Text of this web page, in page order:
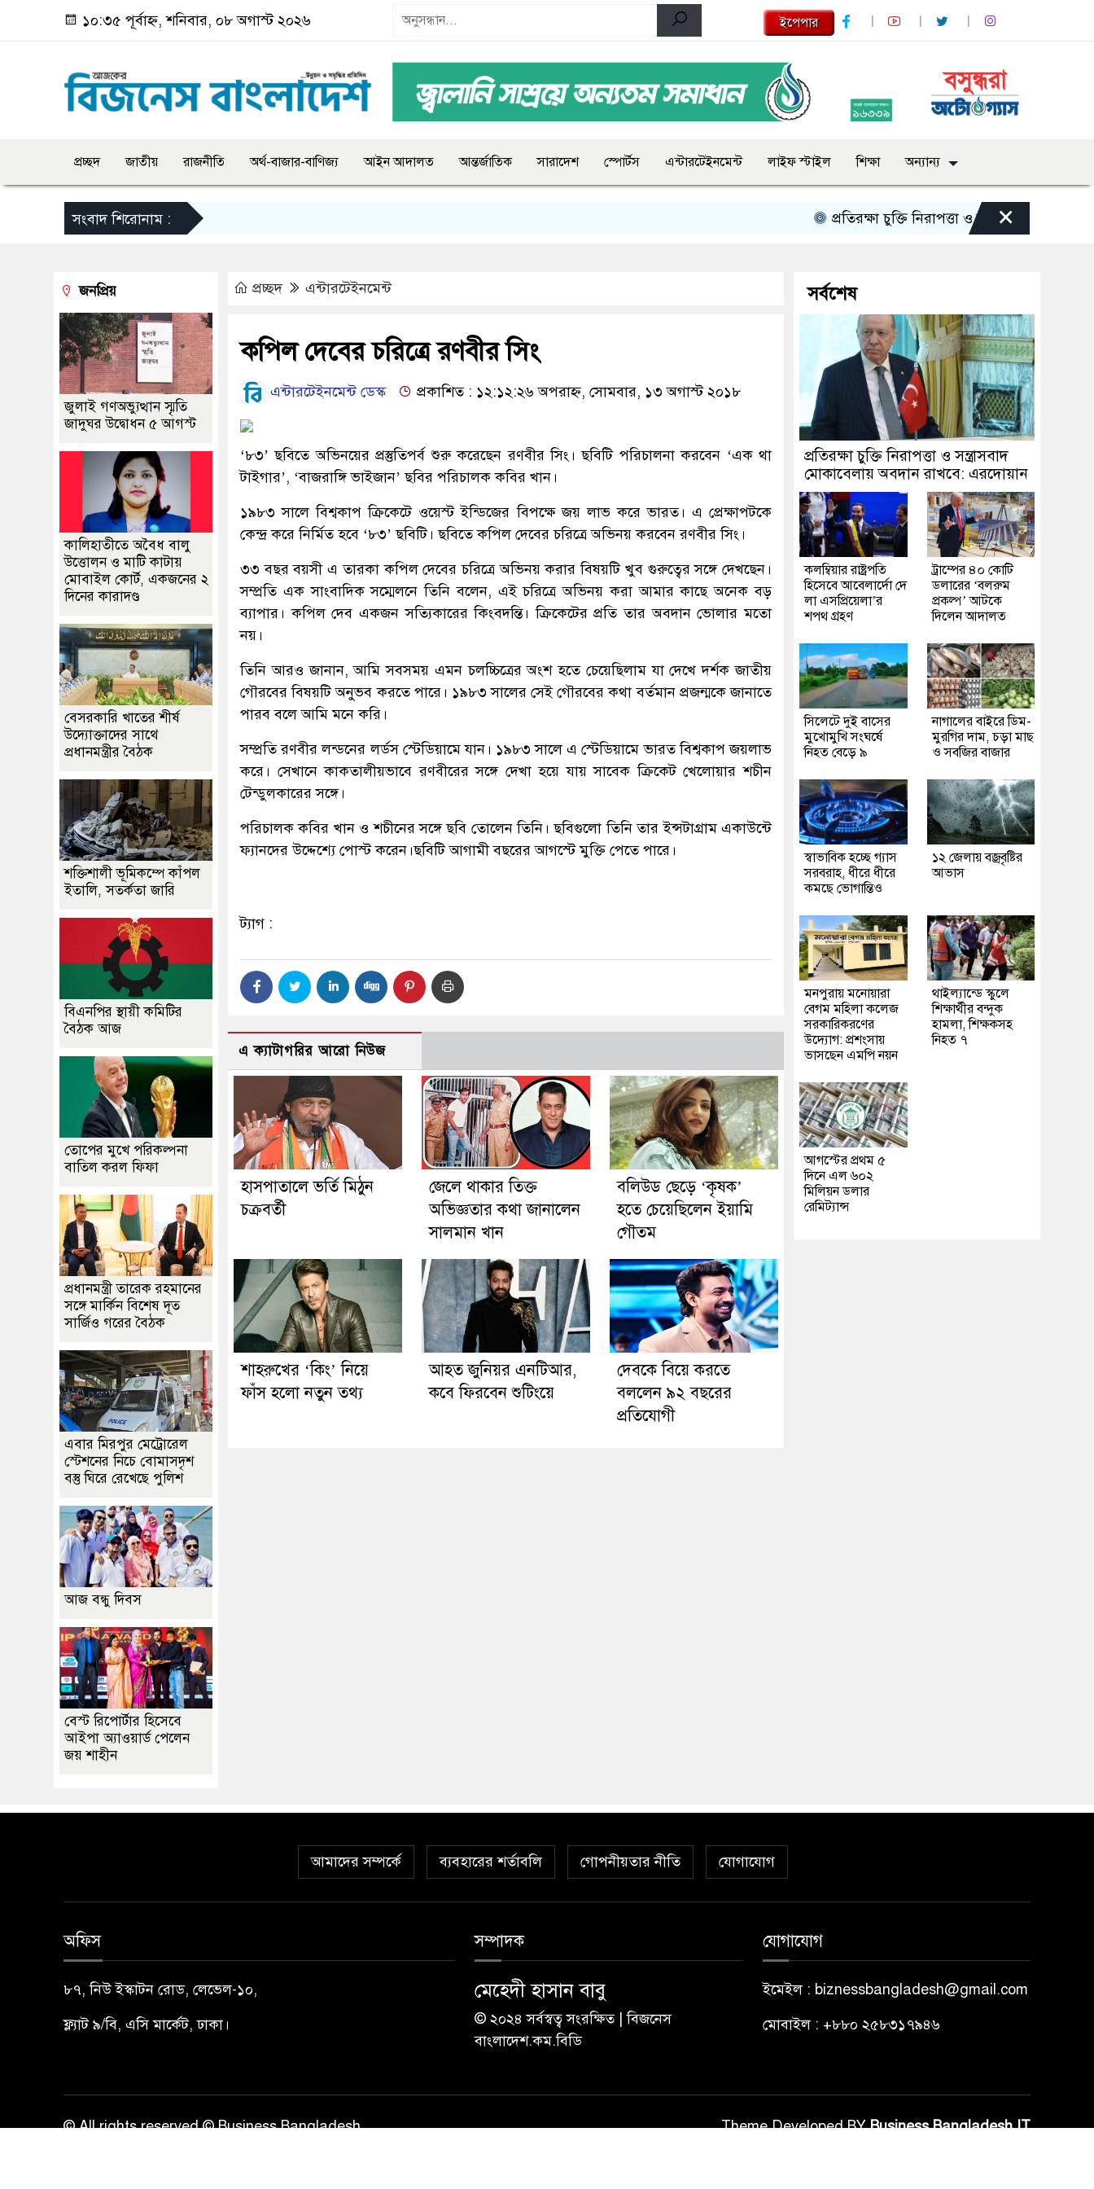
১০:৩৫ পূর্বাহ্ন, শনিবার, ০৮ অগাস্ট ২০২৬ ইপেপার
প্রচ্ছদ জাতীয় রাজনীতি অর্থ-বাজার-বাণিজ্য আইন আদালত আন্তর্জাতিক সারাদেশ স্পোর্টস এন্টারটেইনমেন্ট লাইফ স্টাইল শিক্ষা অন্যান্য
সংবাদ শিরোনাম : প্রতিরক্ষা চুক্তি নিরাপত্তা ও সন্ত্রাসবাদ মোকাবেলায়
×
প্রচ্ছদ এন্টারটেইনমেন্ট
কপিল দেবের চরিত্রে রণবীর সিং
এন্টারটেইনমেন্ট ডেস্ক প্রকাশিত : ১২:১২:২৬ অপরাহ্ন, সোমবার, ১৩ অগাস্ট ২০১৮
‘৮৩’ ছবিতে অভিনয়ের প্রস্তুতিপর্ব শুরু করেছেন রণবীর সিং। ছবিটি পরিচালনা করবেন ‘এক থা
টাইগার’, ‘বাজরাঙ্গি ভাইজান’ ছবির পরিচালক কবির খান।
১৯৮৩ সালে বিশ্বকাপ ক্রিকেটে ওয়েস্ট ইন্ডিজের বিপক্ষে জয় লাভ করে ভারত। এ প্রেক্ষাপটকে
কেন্দ্র করে নির্মিত হবে ‘৮৩’ ছবিটি। ছবিতে কপিল দেবের চরিত্রে অভিনয় করবেন রণবীর সিং।
৩৩ বছর বয়সী এ তারকা কপিল দেবের চরিত্রে অভিনয় করার বিষয়টি খুব গুরুত্বের সঙ্গে দেখছেন।
সম্প্রতি এক সাংবাদিক সম্মেলনে তিনি বলেন, এই চরিত্রে অভিনয় করা আমার কাছে অনেক বড়
ব্যাপার। কপিল দেব একজন সত্যিকারের কিংবদন্তি। ক্রিকেটের প্রতি তার অবদান ভোলার মতো
নয়।
তিনি আরও জানান, আমি সবসময় এমন চলচ্চিত্রের অংশ হতে চেয়েছিলাম যা দেখে দর্শক জাতীয়
গৌরবের বিষয়টি অনুভব করতে পারে। ১৯৮৩ সালের সেই গৌরবের কথা বর্তমান প্রজন্মকে জানাতে
পারব বলে আমি মনে করি।
সম্প্রতি রণবীর লন্ডনের লর্ডস স্টেডিয়ামে যান। ১৯৮৩ সালে এ স্টেডিয়ামে ভারত বিশ্বকাপ জয়লাভ
করে। সেখানে কাকতালীয়ভাবে রণবীরের সঙ্গে দেখা হয়ে যায় সাবেক ক্রিকেট খেলোয়ার শচীন
টেন্ডুলকারের সঙ্গে।
পরিচালক কবির খান ও শচীনের সঙ্গে ছবি তোলেন তিনি। ছবিগুলো তিনি তার ইন্সটাগ্রাম একাউন্টে
ফ্যানদের উদ্দেশ্যে পোস্ট করেন।ছবিটি আগামী বছরের আগস্টে মুক্তি পেতে পারে।
ট্যাগ :
এ ক্যাটাগরির আরো নিউজ
হাসপাতালে ভর্তি মিঠুন
চক্রবর্তী
জেলে থাকার তিক্ত
অভিজ্ঞতার কথা জানালেন
সালমান খান
বলিউড ছেড়ে ‘কৃষক’
হতে চেয়েছিলেন ইয়ামি
গৌতম
শাহরুখের ‘কিং’ নিয়ে
ফাঁস হলো নতুন তথ্য
আহত জুনিয়র এনটিআর,
কবে ফিরবেন শুটিংয়ে
দেবকে বিয়ে করতে
বললেন ৯২ বছরের
প্রতিযোগী
জনপ্রিয়
জুলাই গণঅভ্যুত্থান স্মৃতি
জাদুঘর উদ্বোধন ৫ আগস্ট
কালিহাতীতে অবৈধ বালু
উত্তোলন ও মাটি কাটায়
মোবাইল কোর্ট, একজনের ২
দিনের কারাদণ্ড
বেসরকারি খাতের শীর্ষ
উদ্যোক্তাদের সাথে
প্রধানমন্ত্রীর বৈঠক
শক্তিশালী ভূমিকম্পে কাঁপল
ইতালি, সতর্কতা জারি
বিএনপির স্থায়ী কমিটির
বৈঠক আজ
তোপের মুখে পরিকল্পনা
বাতিল করল ফিফা
প্রধানমন্ত্রী তারেক রহমানের
সঙ্গে মার্কিন বিশেষ দূত
সার্জিও গরের বৈঠক
এবার মিরপুর মেট্রোরেল
স্টেশনের নিচে বোমাসদৃশ
বস্তু ঘিরে রেখেছে পুলিশ
আজ বন্ধু দিবস
বেস্ট রিপোর্টার হিসেবে
আইপা অ্যাওয়ার্ড পেলেন
জয় শাহীন
সর্বশেষ
প্রতিরক্ষা চুক্তি নিরাপত্তা ও সন্ত্রাসবাদ
মোকাবেলায় অবদান রাখবে: এরদোয়ান
কলম্বিয়ার রাষ্ট্রপতি
হিসেবে আবেলার্দো দে
লা এসপ্রিয়েলা’র
শপথ গ্রহণ
ট্রাম্পের ৪০ কোটি
ডলারের ‘বলরুম
প্রকল্প’ আটকে
দিলেন আদালত
সিলেটে দুই বাসের
মুখোমুখি সংঘর্ষে
নিহত বেড়ে ৯
নাগালের বাইরে ডিম-
মুরগির দাম, চড়া মাছ
ও সবজির বাজার
স্বাভাবিক হচ্ছে গ্যাস
সরবরাহ, ধীরে ধীরে
কমছে ভোগান্তিও
১২ জেলায় বজ্রবৃষ্টির
আভাস
মনপুরায় মনোয়ারা
বেগম মহিলা কলেজ
সরকারিকরণের
উদ্যোগ: প্রশংসায়
ভাসছেন এমপি নয়ন
থাইল্যান্ডে স্কুলে
শিক্ষার্থীর বন্দুক
হামলা, শিক্ষকসহ
নিহত ৭
আগস্টের প্রথম ৫
দিনে এল ৬০২
মিলিয়ন ডলার
রেমিট্যান্স
আমাদের সম্পর্কে ব্যবহারের শর্তাবলি গোপনীয়তার নীতি যোগাযোগ
অফিস
৮৭, নিউ ইস্কাটন রোড, লেভেল-১০,
ফ্ল্যাট ৯/বি, এসি মার্কেট, ঢাকা।
সম্পাদক
মেহেদী হাসান বাবু
© ২০২৪ সর্বস্বত্ব সংরক্ষিত | বিজনেস
বাংলাদেশ.কম.বিডি
যোগাযোগ
ইমেইল : biznessbangladesh@gmail.com
মোবাইল : +৮৮০ ২৫৮৩১৭৯৪৬
© All rights reserved © Business Bangladesh Theme Developed BYBusiness Bangladesh IT